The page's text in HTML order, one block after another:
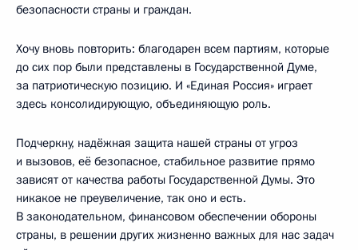
безопасности страны и граждан.
Хочу вновь повторить: благодарен всем партиям, которые
до сих пор были представлены в Государственной Думе,
за патриотическую позицию. И «Единая Россия» играет
здесь консолидирующую, объединяющую роль.
Подчеркну, надёжная защита нашей страны от угроз
и вызовов, её безопасное, стабильное развитие прямо
зависят от качества работы Государственной Думы. Это
никакое не преувеличение, так оно и есть.
В законодательном, финансовом обеспечении обороны
страны, в решении других жизненно важных для нас задач